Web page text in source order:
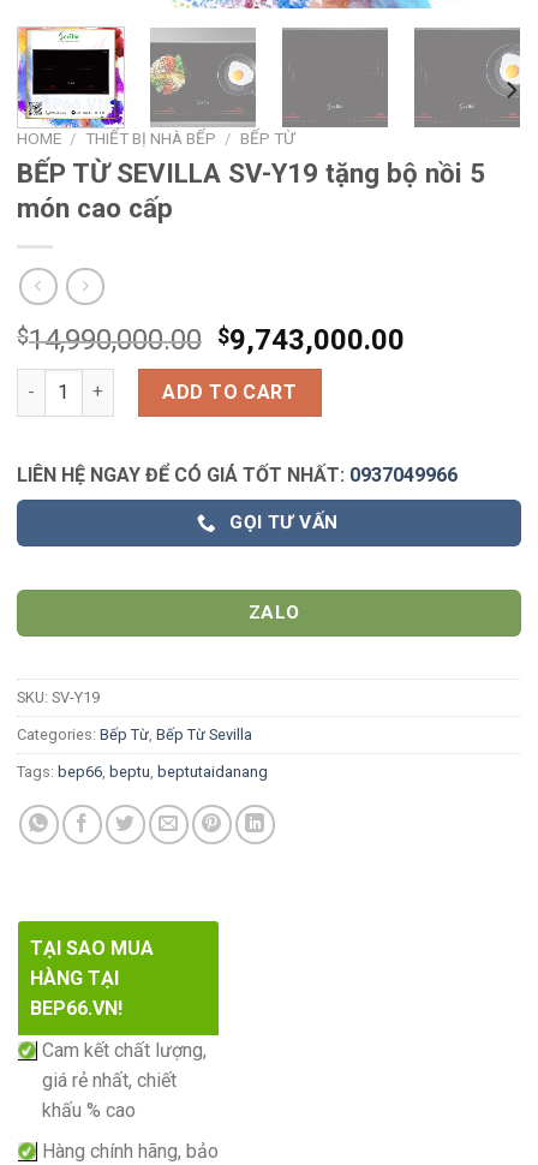
HOME / THIẾT BỊ NHÀ BẾP / BẾP TỪ
BẾP TỪ SEVILLA SV-Y19 tặng bộ nồi 5
món cao cấp
$14,990,000.00 $9,743,000.00
BẾP TỪ SEVILLA SV-Y19 tặng bộ nồi 5 món cao cấp quantity
ADD TO CART
LIÊN HỆ NGAY ĐỂ CÓ GIÁ TỐT NHẤT: 0937049966
GỌI TƯ VẤN
ZALO
SKU: SV-Y19
Categories: Bếp Từ Bếp Từ Sevilla
Tags: bep66 beptu beptutaidanang
TẠI SAO MUA
HÀNG TẠI
BEP66.VN!
Cam kết chất lượng,
giá rẻ nhất, chiết
khấu % cao
Hàng chính hãng, bảo